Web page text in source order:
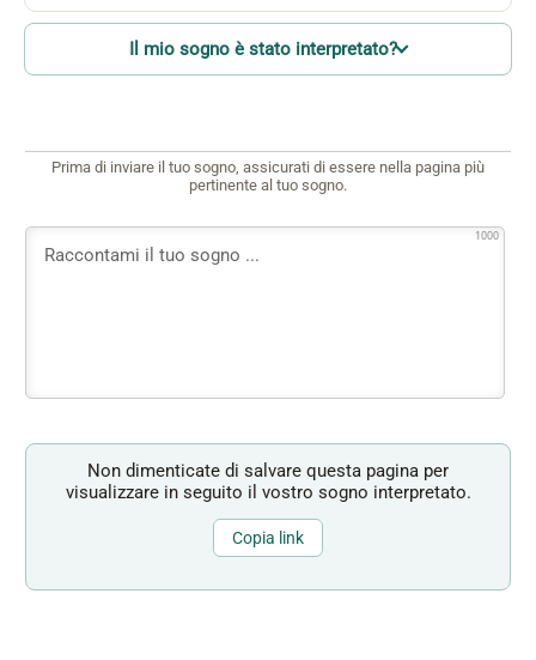
Il mio sogno è stato interpretato?
Prima di inviare il tuo sogno, assicurati di essere nella pagina più
pertinente al tuo sogno.
1000
Non dimenticate di salvare questa pagina per
visualizzare in seguito il vostro sogno interpretato.
Copia link